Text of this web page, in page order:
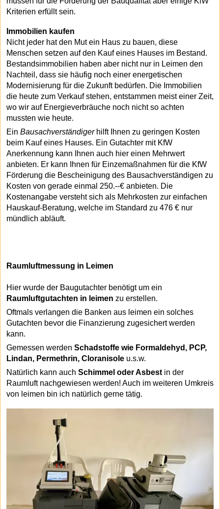
Kriterien erfüllt sein.
Immobilien kaufen
Nicht jeder hat den Mut ein Haus zu bauen, diese
Menschen setzen auf den Kauf eines Hauses im Bestand.
Bestandsimmobilien haben aber nicht nur in Leimen den
Nachteil, dass sie häufig noch einer energetischen
Modernisierung für die Zukunft bedürfen. Die Immobilien
die heute zum Verkauf stehen, entstammen meist einer Zeit,
wo wir auf Energieverbräuche noch nicht so achten
mussten wie heute.
Ein Bausachverständigerhilft Ihnen zu geringen Kosten
beim Kauf eines Hauses. Ein Gutachter mit KfW
Anerkennung kann Ihnen auch hier einen Mehrwert
anbieten. Er kann Ihnen für Einzemaßnahmen für die KfW
Förderung die Bescheinigung des Bausachverständigen zu
Kosten von gerade einmal 250.--€ anbieten. Die
Kostenangabe versteht sich als Mehrkosten zur einfachen
Hauskauf-Beratung, welche im Standard zu 476 € nur
mündlich abläuft.
Raumluftmessung in Leimen
Hier wurde der Baugutachter benötigt um ein
Raumluftgutachten in leimen zu erstellen.
Oftmals verlangen die Banken aus leimen ein solches
Gutachten bevor die Finanzierung zugesichert werden
kann.
Gemessen werden Schadstoffe wie Formaldehyd, PCP,
Lindan, Permethrin, Cloranisole u.s.w.
Natürlich kann auch Schimmel oder Asbest in der
Raumluft nachgewiesen werden! Auch im weiteren Umkreis
von leimen bin ich natürlich gerne tätig.